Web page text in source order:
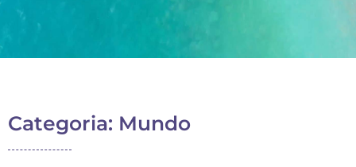
Categoria: Mundo